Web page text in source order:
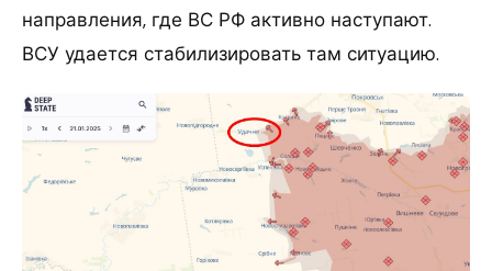
направления, где ВС РФ активно наступают.
ВСУ удается стабилизировать там ситуацию.